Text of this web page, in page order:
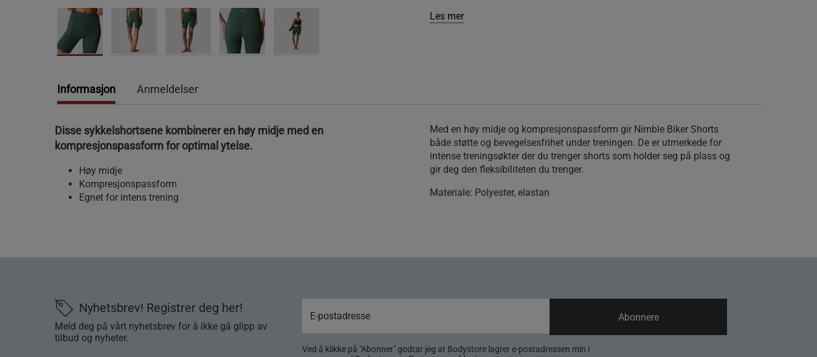
Les mer
Informasjon Anmeldelser
Disse sykkelshortsene kombinerer en høy midje med en
kompresjonspassform for optimal ytelse.
Høy midje
Kompresjonspassform
Egnet for intens trening
Med en høy midje og kompresjonspassform gir Nimble Biker Shorts
både støtte og bevegelsesfrihet under treningen. De er utmerkede for
intense treningsøkter der du trenger shorts som holder seg på plass og
gir deg den fleksibiliteten du trenger.
Materiale: Polyester, elastan
Nyhetsbrev! Registrer deg her!
Meld deg på vårt nyhetsbrev for å ikke gå glipp av
tilbud og nyheter.
Ved å klikke på "Abonner" godtar jeg at Bodystore lagrer e-postadressen min i
Abonnere